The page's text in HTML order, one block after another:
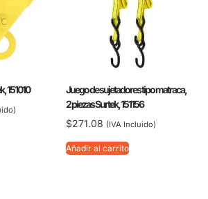
151010
Juego de sujetadores tipo matraca,
2 piezas Surtek, 151156
$271.08 (IVA Incluido)
Añadir al carrito